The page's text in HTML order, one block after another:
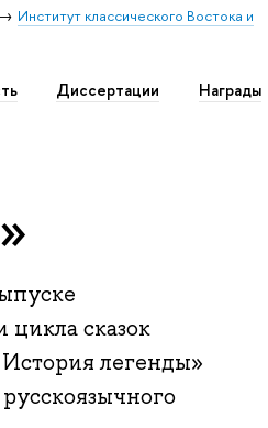
Институт классического Востока и
Диссертации Награды
сказок
легенды»